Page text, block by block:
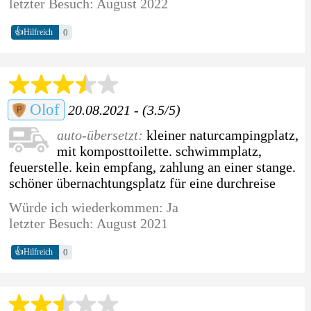
letzter Besuch: August 2022
👍Hilfreich 0
Olof 20.08.2021 - (3.5/5)
auto-übersetzt: kleiner naturcampingplatz,
mit komposttoilette. schwimmplatz,
feuerstelle. kein empfang, zahlung an einer stange.
schöner übernachtungsplatz für eine durchreise
Würde ich wiederkommen: Ja
letzter Besuch: August 2021
👍Hilfreich 0